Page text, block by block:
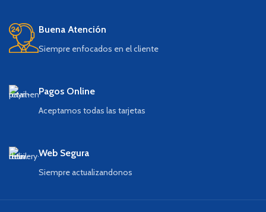
Buena Atención
Siempre enfocados en el cliente
Pagos Online
Aceptamos todas las tarjetas
Web Segura
Siempre actualizandonos